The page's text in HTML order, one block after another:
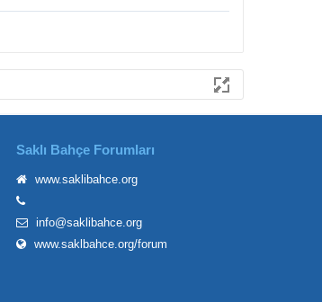
Saklı Bahçe Forumları
www.saklibahce.org
info@saklibahce.org
www.saklbahce.org/forum